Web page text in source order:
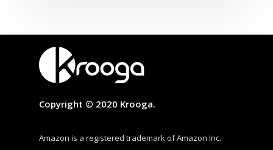
Copyright © 2020 Krooga.
Amazon is a registered trademark of Amazon Inc.